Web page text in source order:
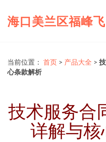
海口美兰区福峰
当前位置： 首页 > 产品大全 >
心条款解析
技术服务合
详解与